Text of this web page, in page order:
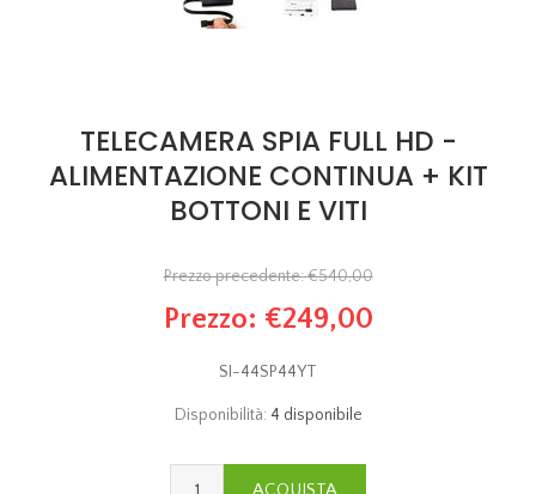
TELECAMERA SPIA FULL HD -
ALIMENTAZIONE CONTINUA + KIT
BOTTONI E VITI
Prezzo precedente:€540,00
Prezzo: €249,00
SI-44SP44YT
Disponibilità: 4 disponibile